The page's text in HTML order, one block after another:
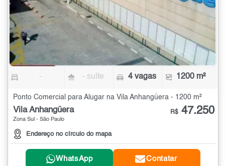
- - suíte 4 vagas 1200 m²
Ponto Comercial para Alugar na Vila Anhangüera - 1200 m²
Vila Anhangüera
Zona Sul - São Paulo
Endereço no círculo do mapa
R$ 47.250
WhatsApp Contatar